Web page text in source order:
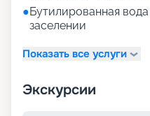
●Бутилированная
заселении
Показать все услуги
Экскурсии